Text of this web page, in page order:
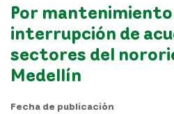
Por
interrupción de
sectores del
Medellín
Fecha de publicación